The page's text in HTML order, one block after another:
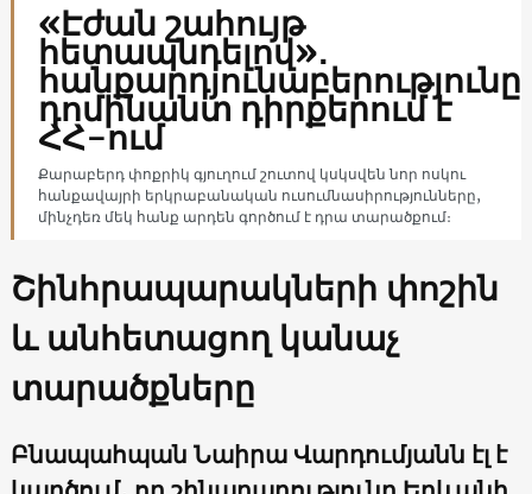
«Էժան շահույթ
հետապնդելով»․
հանքարդյունաբերությունը
դոմինանտ դիրքերում է
ՀՀ-ում
Քարաբերդ փոքրիկ գյուղում շուտով կսկսվեն նոր ոսկու
հանքավայրի երկրաբանական ուսումնասիրությունները,
մինչդեռ մեկ հանք արդեն գործում է դրա տարածքում։
Շինհրապարակների փոշին
և անհետացող կանաչ
տարածքները
Բնապահպան Նաիրա Վարդումյանն էլ է